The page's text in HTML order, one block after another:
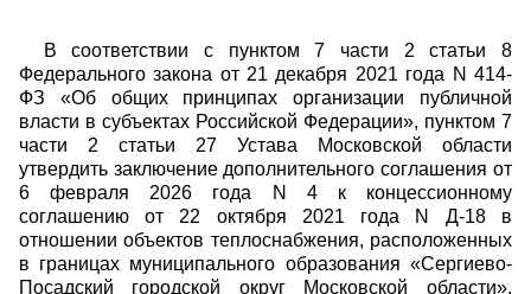
В соответствии с пунктом 7 части 2 статьи 8
Федерального закона от 21 декабря 2021 года N 414-
ФЗ «Об общих принципах организации публичной
власти в субъектах Российской Федерации», пунктом 7
части 2 статьи 27 Устава Московской области
утвердить заключение дополнительного соглашения от
6 февраля 2026 года N 4 к концессионному
соглашению от 22 октября 2021 года N Д-18 в
отношении объектов теплоснабжения, расположенных
в границах муниципального образования «Сергиево-
Посадский городской округ Московской области»,